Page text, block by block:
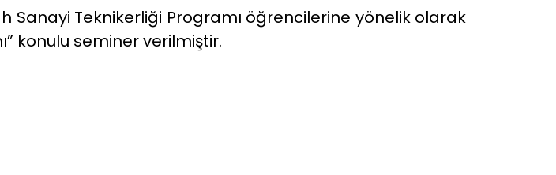
Sanayi Teknikerliği Programı öğrencilerine yönelik olarak
konulu seminer verilmiştir.